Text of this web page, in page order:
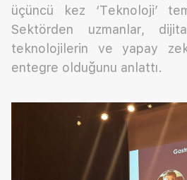
üçüncü kez ‘Teknoloji’
Sektörden uzmanlar,
teknolojilerin ve yapay
entegre olduğunu anlattı.